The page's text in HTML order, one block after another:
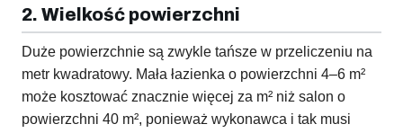
2. Wielkość powierzchni
Duże powierzchnie są zwykle tańsze w przeliczeniu na
metr kwadratowy. Mała łazienka o powierzchni 4–6 m²
może kosztować znacznie więcej za m² niż salon o
powierzchni 40 m², ponieważ wykonawca i tak musi